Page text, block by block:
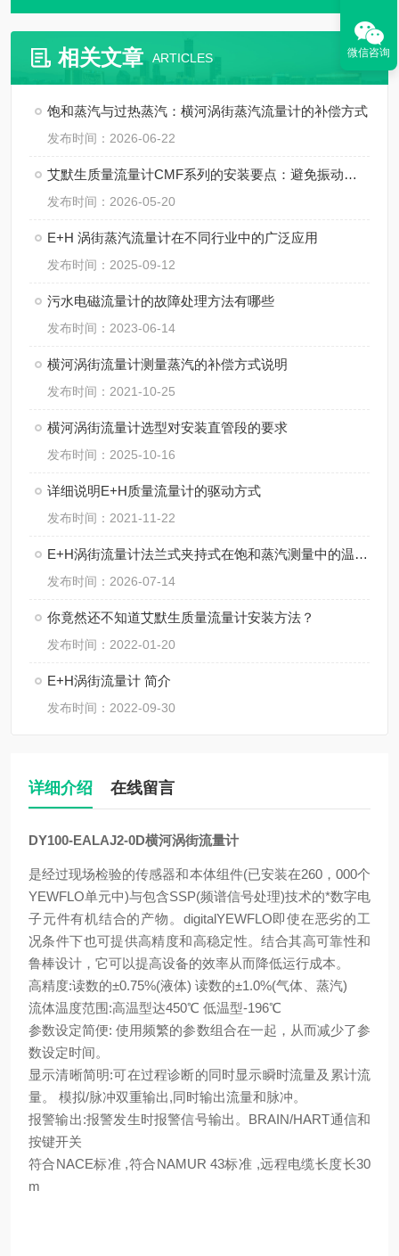
相关文章 ARTICLES
饱和蒸汽与过热蒸汽：横河涡街蒸汽流量计的补偿方式
发布时间：2026-06-22
艾默生质量流量计CMF系列的安装要点：避免振动、应力与两相流干扰
发布时间：2026-05-20
E+H 涡街蒸汽流量计在不同行业中的广泛应用
发布时间：2025-09-12
污水电磁流量计的故障处理方法有哪些
发布时间：2023-06-14
横河涡街流量计测量蒸汽的补偿方式说明
发布时间：2021-10-25
横河涡街流量计选型对安装直管段的要求
发布时间：2025-10-16
详细说明E+H质量流量计的驱动方式
发布时间：2021-11-22
E+H涡街流量计法兰式夹持式在饱和蒸汽测量中的温压补偿及安装技巧
发布时间：2026-07-14
你竟然还不知道艾默生质量流量计安装方法？
发布时间：2022-01-20
E+H涡街流量计 简介
发布时间：2022-09-30
详细介绍 在线留言
DY100-EALAJ2-0D横河涡街流量计
是经过现场检验的传感器和本体组件(已安装在260，000个
YEWFLO单元中)与包含SSP(频谱信号处理)技术的*数字电
子元件有机结合的产物。digitalYEWFLO即使在恶劣的工
况条件下也可提供高精度和高稳定性。结合其高可靠性和
鲁棒设计，它可以提高设备的效率从而降低运行成本。
高精度:读数的±0.75%(液体) 读数的±1.0%(气体、蒸汽)
流体温度范围:高温型达450℃ 低温型-196℃
参数设定简便: 使用频繁的参数组合在一起，从而减少了参
数设定时间。
显示清晰简明:可在过程诊断的同时显示瞬时流量及累计流
量。 模拟/脉冲双重输出,同时输出流量和脉冲。
报警输出:报警发生时报警信号输出。BRAIN/HART通信和
按键开关
符合NACE标准 ,符合NAMUR 43标准 ,远程电缆长度长30
m
微信咨询